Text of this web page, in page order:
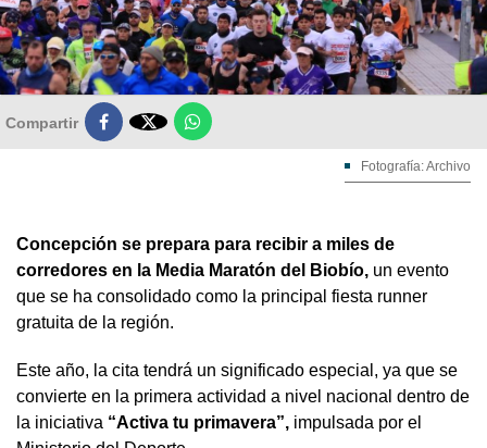
Compartir 
Fotografía: Archivo
Concepción se prepara para recibir a miles de
corredores en la Media Maratón del Biobío, un evento
que se ha consolidado como la principal fiesta runner
gratuita de la región.
Este año, la cita tendrá un significado especial, ya que se
convierte en la primera actividad a nivel nacional dentro de
la iniciativa “Activa tu primavera”, impulsada por el